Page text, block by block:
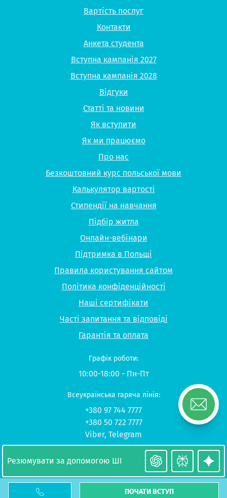
ПОЧАТИ ВСТУП
Вартість послуг
Контакти
Анкета студента
Вступна кампанія 2027
Вступна кампанія 2028
Відгуки
Статті та новини
Як вступити
Як ми працюємо
Про нас
Безкоштовний курс польської мови
Калькулятор вартості
Стипендії на навчання
Підбір житла
Онлайн-вебінари
Підтримка в Польщі
Правила користування сайтом
Політика конфіденційності
Наші сертифікати
Часті запитання та відповіді
Гарантія та оплата
© 2026 UP-STUDY «Навчання в Польщі»
Графік роботи:
10:00-18:00 - Пн-Пт
Всеукраїнська гаряча лінія:
+380 97 744 7777
+380 50 722 7777
Viber, Telegram
Резюмувати за допомогою ШІ